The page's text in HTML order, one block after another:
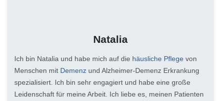
Natalia
Ich bin Natalia und habe mich auf die häusliche Pflege von
Menschen mit Demenz und Alzheimer-Demenz Erkrankung
spezialisiert. Ich bin sehr engagiert und habe eine große
Leidenschaft für meine Arbeit. Ich liebe es, meinen Patienten